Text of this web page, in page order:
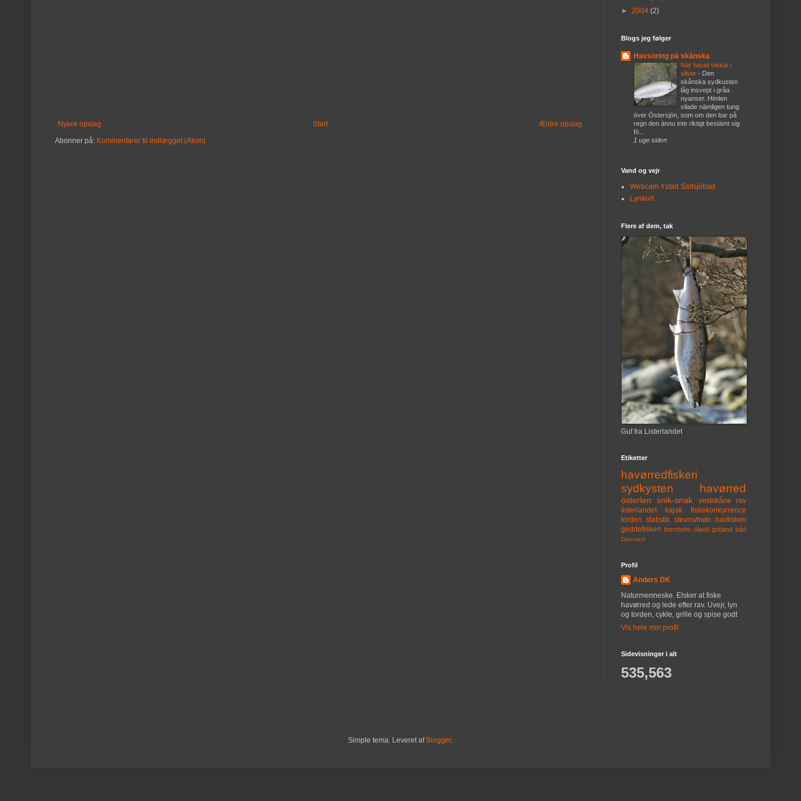
Nyere opslag Ældre opslag
Start
Abonner på: Kommentarer til indlægget (Atom)
► 2004 (2)
Blogs jeg følger
Havsöring på skånska
När havet viskar i
silver - Den
skånska sydkusten
låg insvept i gråa
nyanser. Himlen
vilade nämligen tung
över Östersjön, som om den bar på
regn den ännu inte riktigt bestämt sig
fö...
1 uge siden
Vand og vejr
Webcam Ystad Saltsjöbad
Lynkort
Flere af dem, tak
Guf fra Listerlandet
Etiketter
havørredfiskeri
sydkysten
havørred
österlen snik-snak vestskåne
rav
listerlandet
kajak
fiskekonkurrence
torden statistik stevns/møn
havfiskeri
geddefiskeri bornholm öland gotland båd
Danmark
Profil
Anders DK
Naturmenneske. Elsker at fiske
havørred og lede efter rav. Uvejr, lyn
og torden, cykle, grille og spise godt
Vis hele min profil
Sidevisninger i alt
535,563
Simple tema. Leveret af Blogger.